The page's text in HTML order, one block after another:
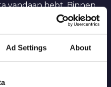
Ad Settings About
vandaan hebt. Binnen
Dan riskeer je boetes
robots.txt. Focus
adressen (redactie@,
Interest